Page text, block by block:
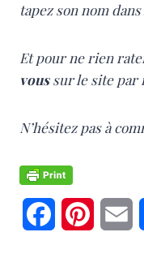
tapez son nom
Et pour ne rien
voussur le site par
N’hésitez pas à